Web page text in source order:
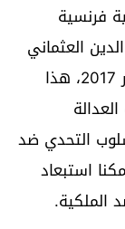
فرنسية
العثماني
بتشكيل الحكومة، وبالتحديد يوم 18 يناير 2017، هذا
التحدي ضد
استبعاد
الملكية.